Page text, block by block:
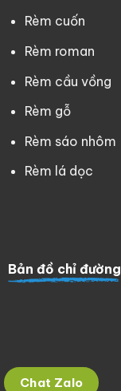
Rèm cuốn
Rèm roman
Rèm cầu vồng
Rèm gỗ
Rèm sáo nhôm
Rèm lá dọc
Bản đồ chỉ đường
Chat Zalo